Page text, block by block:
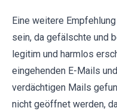
Eine weitere
sein, da gefälschte und
legitim und harmlos
eingehenden E-Mails
verdächtigen Mails
nicht geöffnet werden,